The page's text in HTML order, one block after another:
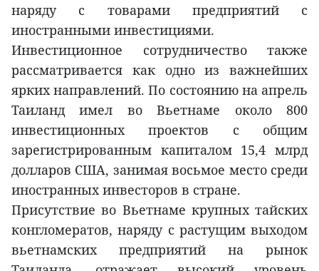
наряду с товарами предприятий с
иностранными инвестициями.
Инвестиционное сотрудничество также
рассматривается как одно из важнейших
ярких направлений. По состоянию на апрель
Таиланд имел во Вьетнаме около 800
инвестиционных проектов с общим
зарегистрированным капиталом 15,4 млрд
долларов США, занимая восьмое место среди
иностранных инвесторов в стране.
Присутствие во Вьетнаме крупных тайских
конгломератов, наряду с растущим выходом
вьетнамских предприятий на рынок